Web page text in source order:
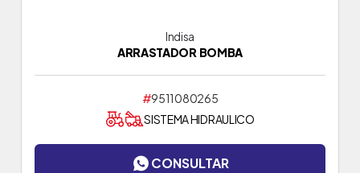
Indisa
ARRASTADOR BOMBA
#9511080265
SISTEMA HIDRAULICO
CONSULTAR